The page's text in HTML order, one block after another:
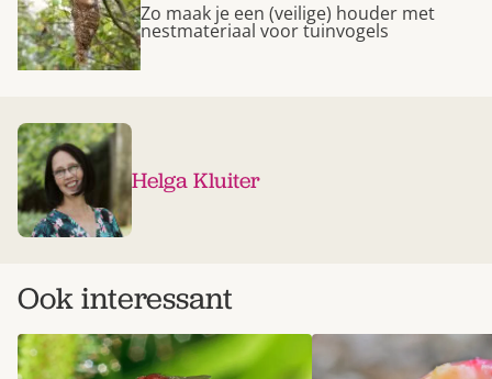
Zo maak je een (veilige) houder met
nestmateriaal voor tuinvogels
Helga Kluiter
Ook interessant